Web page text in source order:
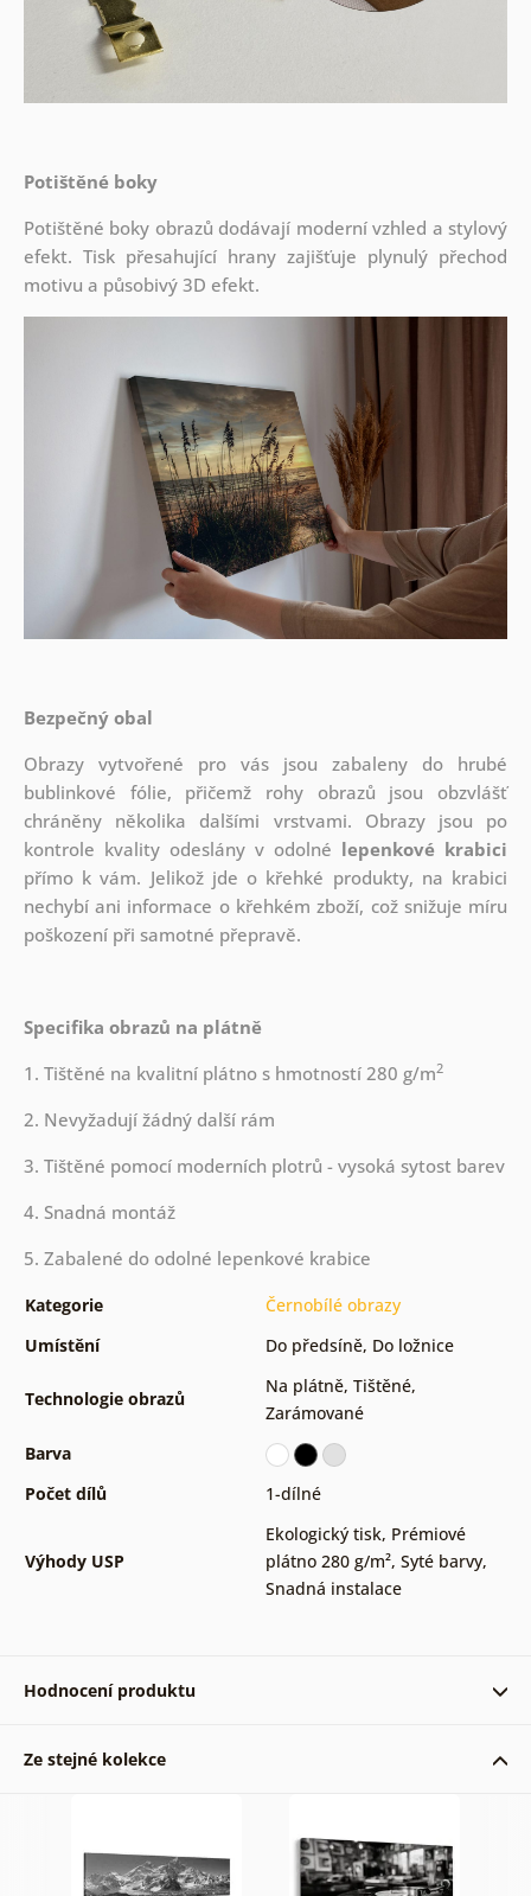
Potištěné boky
Potištěné boky obrazů dodávají moderní vzhled a stylový
efekt. Tisk přesahující hrany zajišťuje plynulý přechod
motivu a působivý 3D efekt.
Bezpečný obal
Obrazy vytvořené pro vás jsou zabaleny do hrubé
bublinkové fólie, přičemž rohy obrazů jsou obzvlášť
chráněny několika dalšími vrstvami. Obrazy jsou po
kontrole kvality odeslány v odolné lepenkové krabici
přímo k vám. Jelikož jde o křehké produkty, na krabici
nechybí ani informace o křehkém zboží, což snižuje míru
poškození při samotné přepravě.
Specifika obrazů na plátně
1. Tištěné na kvalitní plátno s hmotností 280 g/m2
2. Nevyžadují žádný další rám
3. Tištěné pomocí moderních plotrů - vysoká sytost barev
4. Snadná montáž
5. Zabalené do odolné lepenkové krabice
Kategorie
Černobílé obrazy
Umístění
Do předsíně, Do ložnice
Technologie obrazů
Na plátně, Tištěné,
Zarámované
Barva
Počet dílů
1-dílné
Výhody USP
Ekologický tisk, Prémiové
plátno 280 g/m², Syté barvy,
Snadná instalace
Hodnocení produktu
Úžasný lapač snů sem spojena s rychlosti
Ze stejné kolekce